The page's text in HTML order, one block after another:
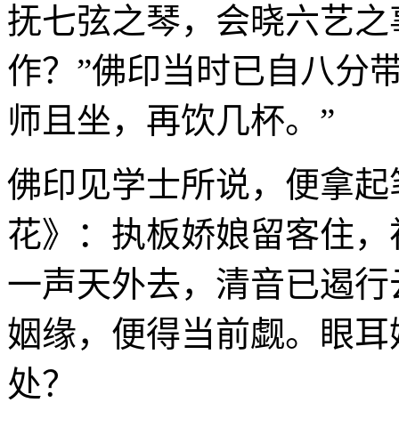
抚七弦之琴，会晓六艺
作？”佛印当时已自八分
师且坐，再饮几杯。”
佛印见学士所说，便拿
花》：执板娇娘留客住
一声天外去，清音已遏
姻缘，便得当前觑。眼
处？